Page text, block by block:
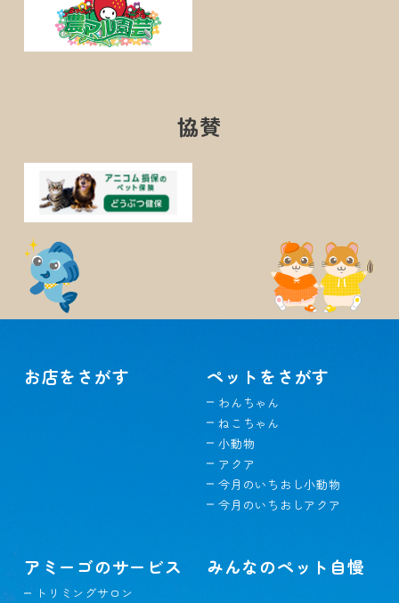
協賛
お店をさがす ペットをさがす
わんちゃん
ねこちゃん
小動物
アクア
今月のいちおし小動物
今月のいちおしアクア
アミーゴのサービス
トリミングサロン
みんなのペット自慢